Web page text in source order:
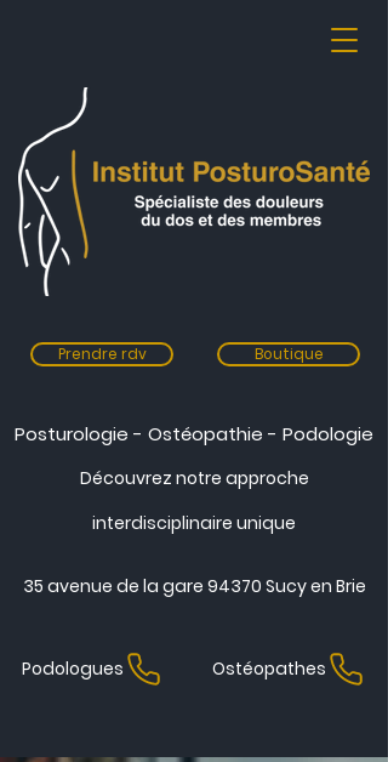
Posturologie - Ostéopathie - Podologie
Découvrez notre approche
interdisciplinaire unique
35 avenue de la gare 94370 Sucy en Brie
Podologues Ostéopathes
Prendre rdv Boutique